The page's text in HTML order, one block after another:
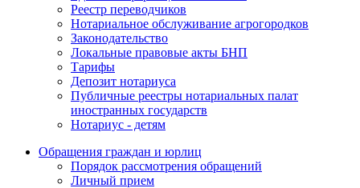
Реестр переводчиков
Нотариальное обслуживание агрогородков
Законодательство
Локальные правовые акты БНП
Тарифы
Депозит нотариуса
Публичные реестры нотариальных палат
иностранных государств
Нотариус - детям
Обращения граждан и юрлиц
Порядок рассмотрения обращений
Личный прием